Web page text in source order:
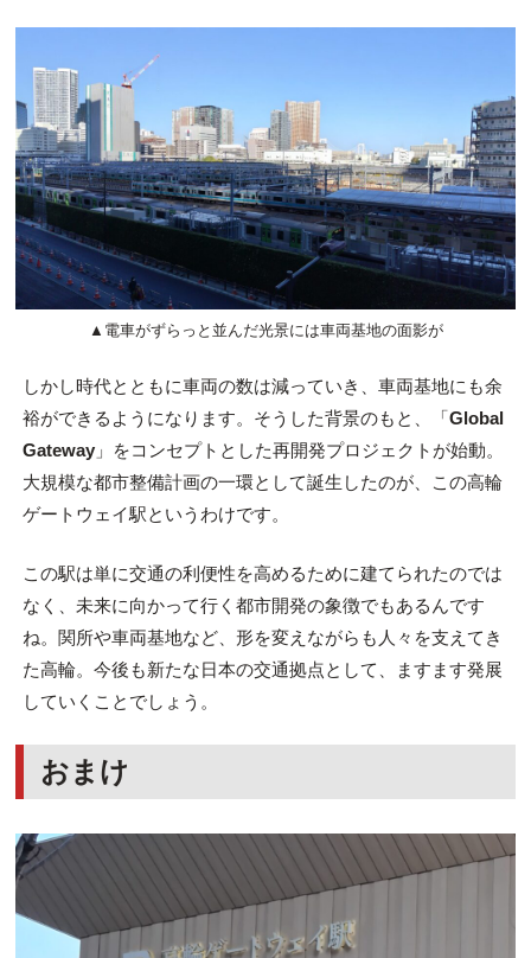
▲電車がずらっと並んだ光景には車両基地の面影が
しかし時代とともに車両の数は減っていき、車両基地にも余
裕ができるようになります。そうした背景のもと、「Global
Gateway」をコンセプトとした再開発プロジェクトが始動。
大規模な都市整備計画の一環として誕生したのが、この高輪
ゲートウェイ駅というわけです。
この駅は単に交通の利便性を高めるために建てられたのでは
なく、未来に向かって行く都市開発の象徴でもあるんです
ね。関所や車両基地など、形を変えながらも人々を支えてき
た高輪。今後も新たな日本の交通拠点として、ますます発展
していくことでしょう。
おまけ